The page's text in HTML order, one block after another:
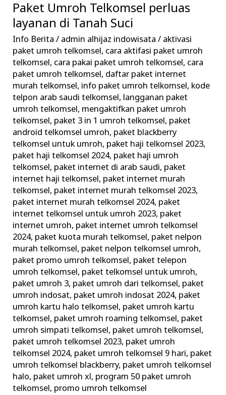
Paket Umroh Telkomsel perluas
layanan di Tanah Suci
Info Berita / admin alhijaz indowisata/ aktivasi
paket umroh telkomsel, cara aktifasi paket umroh
telkomsel, cara pakai paket umroh telkomsel, cara
paket umroh telkomsel, daftar paket internet
murah telkomsel, info paket umroh telkomsel, kode
telpon arab saudi telkomsel, langganan paket
umroh telkomsel, mengaktifkan paket umroh
telkomsel, paket 3 in 1 umroh telkomsel, paket
android telkomsel umroh, paket blackberry
telkomsel untuk umroh, paket haji telkomsel 2023,
paket haji telkomsel 2024, paket haji umroh
telkomsel, paket internet di arab saudi, paket
internet haji telkomsel, paket internet murah
telkomsel, paket internet murah telkomsel 2023,
paket internet murah telkomsel 2024, paket
internet telkomsel untuk umroh 2023, paket
internet umroh, paket internet umroh telkomsel
2024, paket kuota murah telkomsel, paket nelpon
murah telkomsel, paket nelpon telkomsel umroh,
paket promo umroh telkomsel, paket telepon
umroh telkomsel, paket telkomsel untuk umroh,
paket umroh 3, paket umroh dari telkomsel, paket
umroh indosat, paket umroh indosat 2024, paket
umroh kartu halo telkomsel, paket umroh kartu
telkomsel, paket umroh roaming telkomsel, paket
umroh simpati telkomsel, paket umroh telkomsel,
paket umroh telkomsel 2023, paket umroh
telkomsel 2024, paket umroh telkomsel 9 hari, paket
umroh telkomsel blackberry, paket umroh telkomsel
halo, paket umroh xl, program 50 paket umroh
telkomsel, promo umroh telkomsel
Paket
Umroh
Telkomsel
perluas
layanan
di
Tanah
Suci